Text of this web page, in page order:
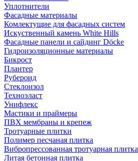
Уплотнители
Фасадные материалы
Комлектущие для фасадных систем
Искуственный камень White Hills
Фасадные панели и сайдинг Döcke
Гидроизоляционные материалы
Бикрост
Плантер
Рубероид
Стеклоизол
Техноэласт
Унифлекс
Мастики и праймеры
ПВХ мембраны и крепеж
Тротуарные плитки
Полимер песчаная плитка
Вибропрессованная тротуарная плитка
Литая бетонная плитка